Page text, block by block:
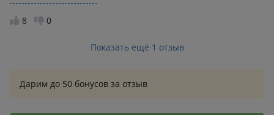
свои планы. История вышла захватывающей и
очень горячей. Читайте не пожалеете.
8 0
Показать ещё 1 отзыв
Дарим до 50 бонусов за отзыв